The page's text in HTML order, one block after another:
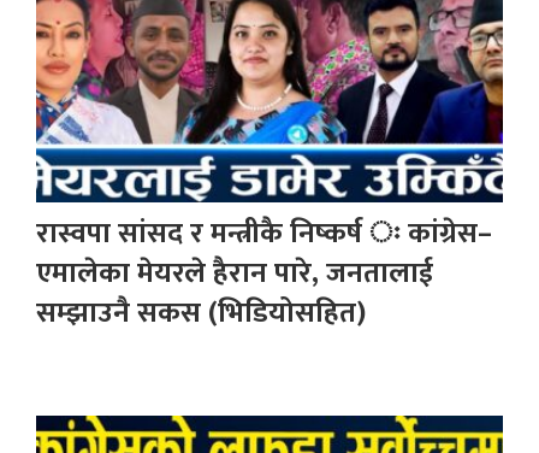
रास्वपा सांसद र मन्त्रीकै निष्कर्ष ः कांग्रेस–
एमालेका मेयरले हैरान पारे, जनतालाई
सम्झाउनै सकस (भिडियोसहित)